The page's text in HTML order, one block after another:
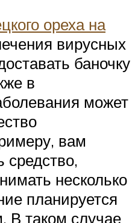
ореха на
вирусных
баночку
в
может
вам
средство,
несколько
планируется
В таком случае